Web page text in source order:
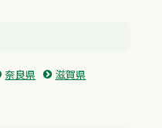
奈良県
滋賀県